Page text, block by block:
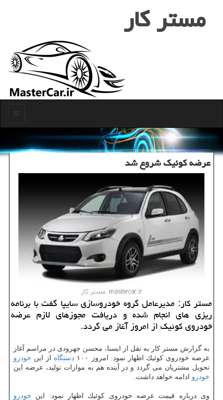
مستر كار
عرضه كوئیك شروع شد
مستر كار: مدیرعامل گروه خودروسازی سایپا گفت با برنامه
ریزی های انجام شده و دریافت مجوزهای لازم عرضه
خودروی كوئیك از امروز آغاز می گردد.
به گزارش مستر كار به نقل از ایسنا، محسن جهرودی در مراسم آغاز
عرضه خودروی كوئیك اظهار نمود: امروز ۱۰۰
دستگاه از این خودرو
تحویل مشتریان می گردد و در آینده هم به موازات تولید، عرضه این
خودرو ادامه خواهد داشت.
وی درباره قیمت عرضه خودروی كوئیك اظهار نمود: این خودرو